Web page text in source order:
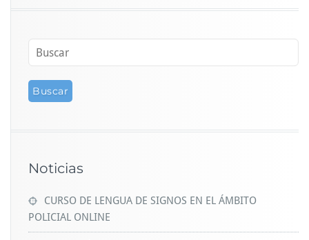
Noticias
CURSO DE LENGUA DE SIGNOS EN EL ÁMBITO
POLICIAL ONLINE